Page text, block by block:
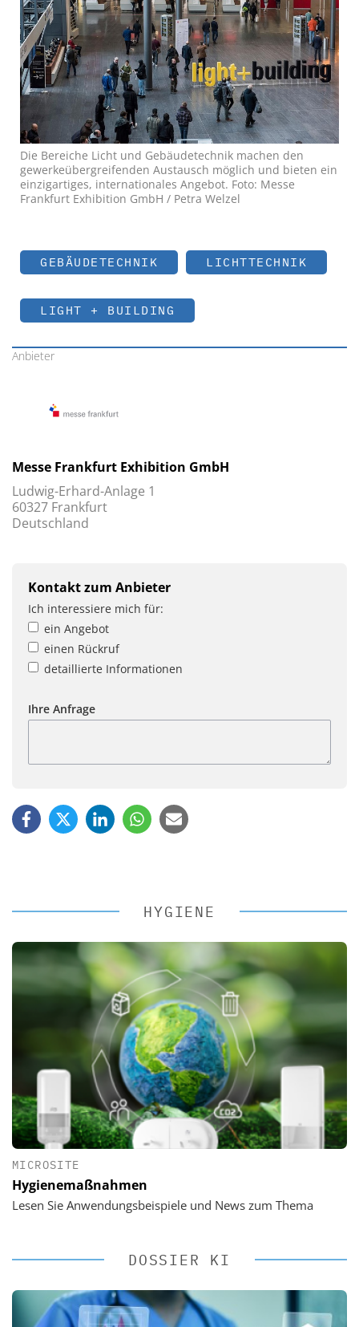
Die Bereiche Licht und Gebäudetechnik machen den
gewerkeübergreifenden Austausch möglich und bieten ein
einzigartiges, internationales Angebot. Foto: Messe
Frankfurt Exhibition GmbH / Petra Welzel
GEBÄUDETECHNIK LICHTTECHNIK
LIGHT + BUILDING
Anbieter
Messe Frankfurt Exhibition GmbH
Ludwig-Erhard-Anlage 1
60327 Frankfurt
Deutschland
Kontakt zum Anbieter
Ich interessiere mich für:
ein Angebot
einen Rückruf
detaillierte Informationen
Ihre Anfrage
HYGIENE
MICROSITE
Hygienemaßnahmen
Lesen Sie Anwendungsbeispiele und News zum Thema
DOSSIER KI